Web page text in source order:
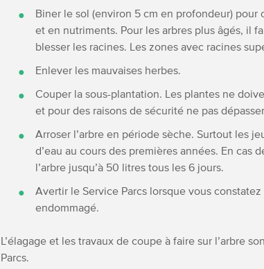
Biner le sol (environ 5 cm en profondeur) pour
et en nutriments. Pour les arbres plus âgés, il
blesser les racines. Les zones avec racines
Enlever les mauvaises herbes.
Couper la sous-plantation. Les plantes ne
et pour des raisons de sécurité ne pas
Arroser l’arbre en période sèche. Surtout les
d’eau au cours des premières années. En cas
l’arbre jusqu’à 50 litres tous les 6 jours.
Avertir le Service Parcs lorsque vous
endommagé.
L’élagage et les travaux de coupe à faire sur l’arbre
Parcs.